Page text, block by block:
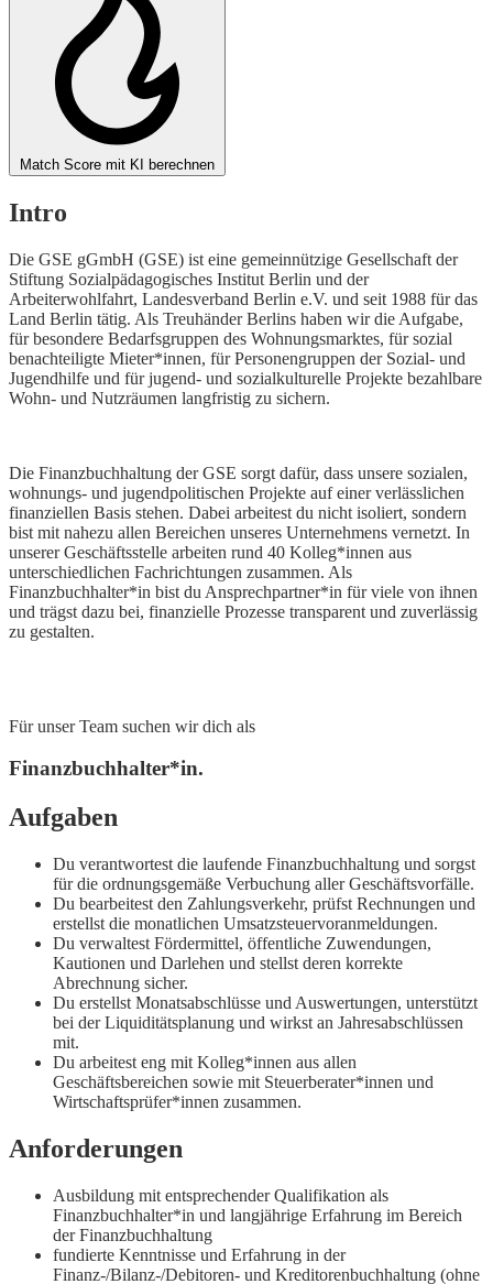
Match Score mit KI berechnen
Intro
Die GSE gGmbH (GSE) ist eine gemeinnützige Gesellschaft der
Stiftung Sozialpädagogisches Institut Berlin und der
Arbeiterwohlfahrt, Landesverband Berlin e.V. und seit 1988 für das
Land Berlin tätig. Als Treuhänder Berlins haben wir die Aufgabe,
für besondere Bedarfsgruppen des Wohnungsmarktes, für sozial
benachteiligte Mieter*innen, für Personengruppen der Sozial- und
Jugendhilfe und für jugend- und sozialkulturelle Projekte bezahlbare
Wohn- und Nutzräumen langfristig zu sichern.
Die Finanzbuchhaltung der GSE sorgt dafür, dass unsere sozialen,
wohnungs- und jugendpolitischen Projekte auf einer verlässlichen
finanziellen Basis stehen. Dabei arbeitest du nicht isoliert, sondern
bist mit nahezu allen Bereichen unseres Unternehmens vernetzt. In
unserer Geschäftsstelle arbeiten rund 40 Kolleg*innen aus
unterschiedlichen Fachrichtungen zusammen. Als
Finanzbuchhalter*in bist du Ansprechpartner*in für viele von ihnen
und trägst dazu bei, finanzielle Prozesse transparent und zuverlässig
zu gestalten.
Für unser Team suchen wir dich als
Finanzbuchhalter*in.
Aufgaben
Du verantwortest die laufende Finanzbuchhaltung und sorgst
für die ordnungsgemäße Verbuchung aller Geschäftsvorfälle.
Du bearbeitest den Zahlungsverkehr, prüfst Rechnungen und
erstellst die monatlichen Umsatzsteuervoranmeldungen.
Du verwaltest Fördermittel, öffentliche Zuwendungen,
Kautionen und Darlehen und stellst deren korrekte
Abrechnung sicher.
Du erstellst Monatsabschlüsse und Auswertungen, unterstützt
bei der Liquiditätsplanung und wirkst an Jahresabschlüssen
mit.
Du arbeitest eng mit Kolleg*innen aus allen
Geschäftsbereichen sowie mit Steuerberater*innen und
Wirtschaftsprüfer*innen zusammen.
Anforderungen
Ausbildung mit entsprechender Qualifikation als
Finanzbuchhalter*in und langjährige Erfahrung im Bereich
der Finanzbuchhaltung
fundierte Kenntnisse und Erfahrung in der
Finanz-/Bilanz-/Debitoren- und Kreditorenbuchhaltung (ohne